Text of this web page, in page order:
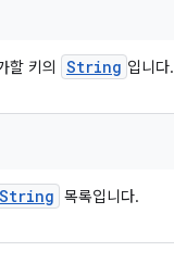
할 키의 String 입니다.
String 목록입니다.